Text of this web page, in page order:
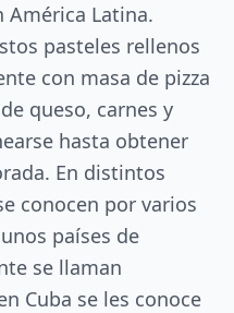
América Latina.
pasteles rellenos
con masa de pizza
queso, carnes y
hasta obtener
En distintos
conocen por varios
países de
se llaman
Cuba se les conoce